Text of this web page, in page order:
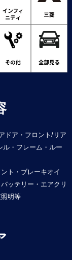
ドア・フロント/リア
ル・フレーム・ルー
ト・ブレーキオイ
ッテリー・エアクリ
明等